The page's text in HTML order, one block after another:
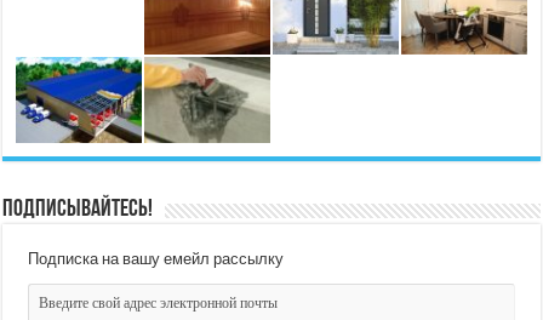
Подписывайтесь!
Подписка на вашу емейл рассылку